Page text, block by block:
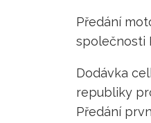
Předání
společnosti
Dodávka
republiky
Předání